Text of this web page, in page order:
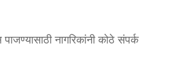
नागरिकांनी कोठे संपर्क